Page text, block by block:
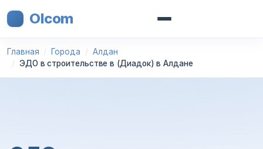
Olcom
Главная Города
Алдан
ЭДО в строительстве в (Диадок) в Алдане